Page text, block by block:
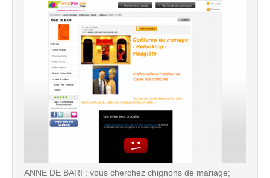
ANNE DE BARI : vous cherchez chignons de mariage;